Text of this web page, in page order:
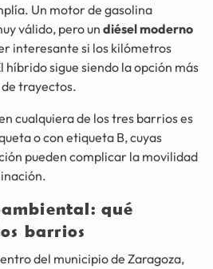
Un motor de gasolina
válido, pero un diésel moderno
interesante si los kilómetros
híbrido sigue siendo la opción más
trayectos.
cualquiera de los tres barrios es
o con etiqueta B, cuyas
pueden complicar la movilidad
qué
barrios
del municipio de Zaragoza,